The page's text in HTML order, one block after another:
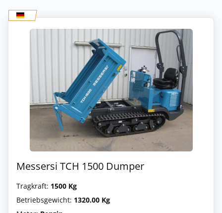
Messersi TCH 1500 Dumper
Tragkraft: 1500 Kg
Betriebsgewicht: 1320.00 Kg